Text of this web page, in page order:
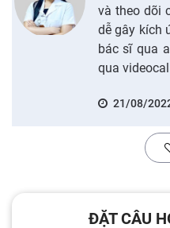
và theo dõi
dễ gây kích
bác sĩ qua
qua
21/08/
ĐẶT CÂU